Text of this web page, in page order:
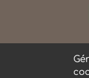
RECHERCHER